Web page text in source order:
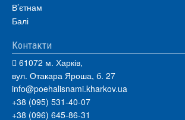
В’єтнам
Балі
Контакти
61072 м. Харків,
вул. Отакара Яроша, б. 27
info@poehalisnami.kharkov.ua
+38 (095) 531-40-07
+38 (096) 645-86-31